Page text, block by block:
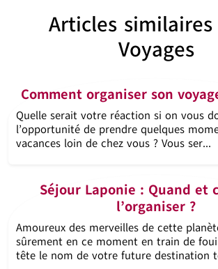
Articles similaires
Voyages
Comment organiser son
Quelle serait votre réaction si on vous
l’opportunité de prendre quelques
vacances loin de chez vous ? Vous ser...
Séjour Laponie : Quand et
l’organiser ?
Amoureux des merveilles de cette
sûrement en ce moment en train de
tête le nom de votre future destination